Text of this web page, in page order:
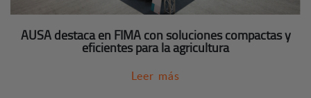
AUSA destaca en FIMA con soluciones compactas y
eficientes para la agricultura
Leer más